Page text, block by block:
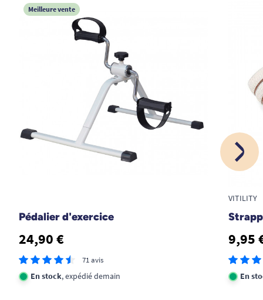
A. Anonymous
1
Meilleure vente
Pédalier d'exercice
24,90 €
71 avis
En stock, expédié demain
VITILITY
9,95
En